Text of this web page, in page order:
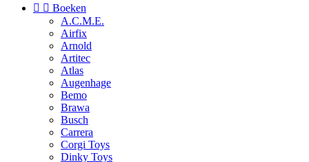
  Boeken
A.C.M.E.
Airfix
Arnold
Artitec
Atlas
Augenhage
Bemo
Brawa
Busch
Carrera
Corgi Toys
Dinky Toys